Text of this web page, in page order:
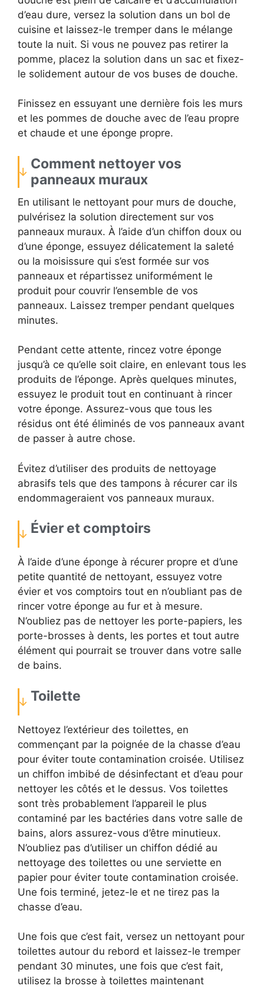
d’eau dure, versez la solution dans un bol de
cuisine et laissez-le tremper dans le mélange
toute la nuit. Si vous ne pouvez pas retirer la
pomme, placez la solution dans un sac et fixez-
le solidement autour de vos buses de douche.
Finissez en essuyant une dernière fois les murs
et les pommes de douche avec de l’eau propre
et chaude et une éponge propre.
Comment nettoyer vos
panneaux muraux
En utilisant le nettoyant pour murs de douche,
pulvérisez la solution directement sur vos
panneaux muraux. À l’aide d’un chiffon doux ou
d’une éponge, essuyez délicatement la saleté
ou la moisissure qui s’est formée sur vos
panneaux et répartissez uniformément le
produit pour couvrir l’ensemble de vos
panneaux. Laissez tremper pendant quelques
minutes.
Pendant cette attente, rincez votre éponge
jusqu’à ce qu’elle soit claire, en enlevant tous les
produits de l’éponge. Après quelques minutes,
essuyez le produit tout en continuant à rincer
votre éponge. Assurez-vous que tous les
résidus ont été éliminés de vos panneaux avant
de passer à autre chose.
Évitez d’utiliser des produits de nettoyage
abrasifs tels que des tampons à récurer car ils
endommageraient vos panneaux muraux.
Évier et comptoirs
À l’aide d’une éponge à récurer propre et d’une
petite quantité de nettoyant, essuyez votre
évier et vos comptoirs tout en n’oubliant pas de
rincer votre éponge au fur et à mesure.
N’oubliez pas de nettoyer les porte-papiers, les
porte-brosses à dents, les portes et tout autre
élément qui pourrait se trouver dans votre salle
de bains.
Toilette
Nettoyez l’extérieur des toilettes, en
commençant par la poignée de la chasse d’eau
pour éviter toute contamination croisée. Utilisez
un chiffon imbibé de désinfectant et d’eau pour
nettoyer les côtés et le dessus. Vos toilettes
sont très probablement l’appareil le plus
contaminé par les bactéries dans votre salle de
bains, alors assurez-vous d’être minutieux.
N’oubliez pas d’utiliser un chiffon dédié au
nettoyage des toilettes ou une serviette en
papier pour éviter toute contamination croisée.
Une fois terminé, jetez-le et ne tirez pas la
chasse d’eau.
Une fois que c’est fait, versez un nettoyant pour
toilettes autour du rebord et laissez-le tremper
pendant 30 minutes, une fois que c’est fait,
utilisez la brosse à toilettes maintenant